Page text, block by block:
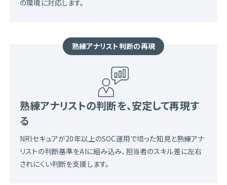
の環境に対応します。
熟練アナリスト判断の再現
熟練アナリストの判断を、安定して再現す
る
NRIセキュアが20年以上のSOC運用で培った知見と熟練アナ
リストの判断基準をAIに組み込み、担当者のスキル差に左右
されにくい判断を支援します。